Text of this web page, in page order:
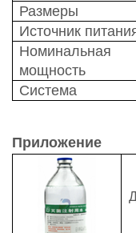
Размеры
Источник
Номинальная
мощность
Система
Приложение